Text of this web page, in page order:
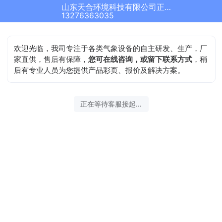
山东天合环境科技有限公司正在为您服务
13276363035
欢迎光临，我司专注于各类气象设备的自主研发、生产，厂
家直供，售后有保障，您可在线咨询，或留下联系方式 ，稍
后有专业人员为您提供产品彩页、报价及解决方案。
正在等待客服接起...